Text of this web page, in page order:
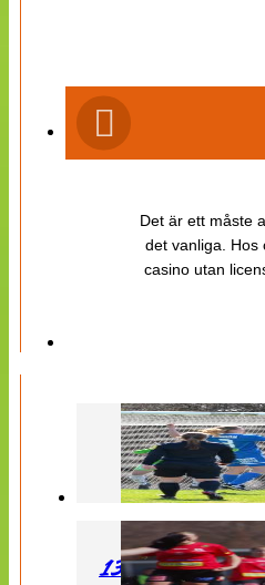
Det är ett måste
det vanliga. Hos
casino utan
130427 LB 07 –